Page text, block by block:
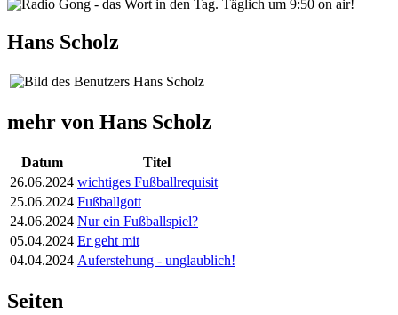
Hans Scholz
mehr von Hans Scholz
Datum
Titel
26.06.2024 wichtiges Fußballrequisit
25.06.2024 Fußballgott
24.06.2024 Nur ein Fußballspiel?
05.04.2024 Er geht mit
04.04.2024 Auferstehung - unglaublich!
Seiten